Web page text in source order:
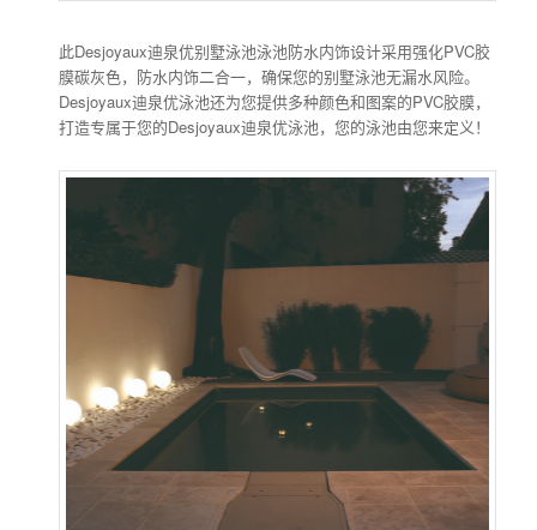
此Desjoyaux迪泉优别墅泳池泳池防水内饰设计采用强化PVC胶
膜碳灰色，防水内饰二合一，确保您的别墅泳池无漏水风险。
Desjoyaux迪泉优泳池还为您提供多种颜色和图案的PVC胶膜，
打造专属于您的Desjoyaux迪泉优泳池，您的泳池由您来定义！